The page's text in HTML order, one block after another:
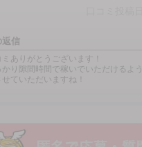
返信
ありがとうございます！
かり隙間時間で稼いでいただけるよう
ていただいますね！